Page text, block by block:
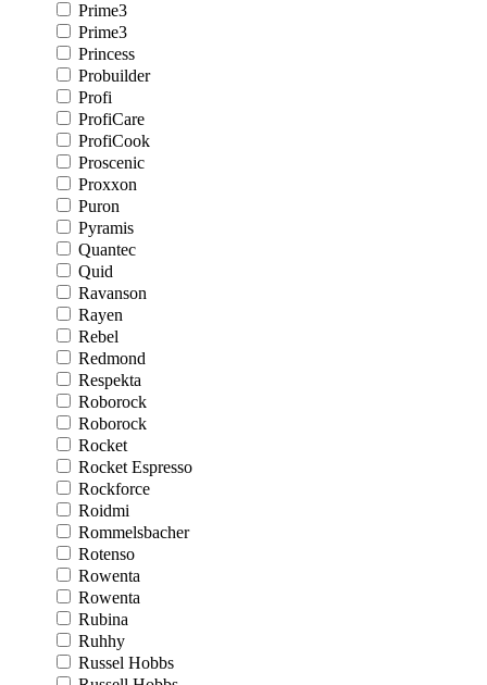
Prime3
Prime3
Princess
Probuilder
Profi
ProfiCare
ProfiCook
Proscenic
Proxxon
Puron
Pyramis
Quantec
Quid
Ravanson
Rayen
Rebel
Redmond
Respekta
Roborock
Roborock
Rocket
Rocket Espresso
Rockforce
Roidmi
Rommelsbacher
Rotenso
Rowenta
Rowenta
Rubina
Ruhhy
Russel Hobbs